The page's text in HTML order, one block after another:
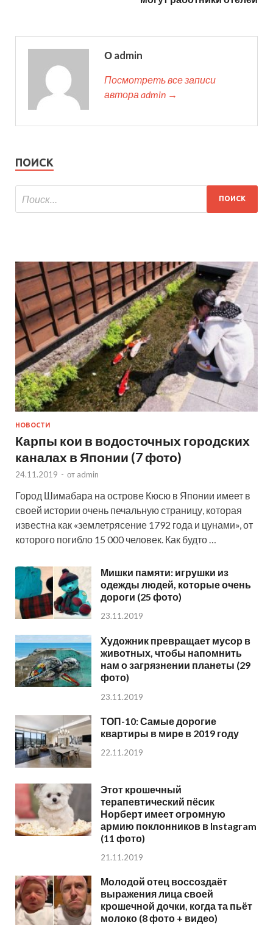
О admin
Посмотреть все записи
автора admin →
ПОИСК
НОВОСТИ
Карпы кои в водосточных городских
каналах в Японии (7 фото)
24.11.2019 - от admin
Город Шимабара на острове Кюсю в Японии имеет в
своей истории очень печальную страницу, которая
известна как «землетрясение 1792 года и цунами», от
которого погибло 15 000 человек. Как будто …
Мишки памяти: игрушки из
одежды людей, которые очень
дороги (25 фото)
23.11.2019
Художник превращает мусор в
животных, чтобы напомнить
нам о загрязнении планеты (29
фото)
23.11.2019
ТОП-10: Самые дорогие
квартиры в мире в 2019 году
22.11.2019
Этот крошечный
терапевтический пёсик
Норберт имеет огромную
армию поклонников в Instagram
(11 фото)
21.11.2019
Молодой отец воссоздаёт
выражения лица своей
крошечной дочки, когда та пьёт
молоко (8 фото + видео)